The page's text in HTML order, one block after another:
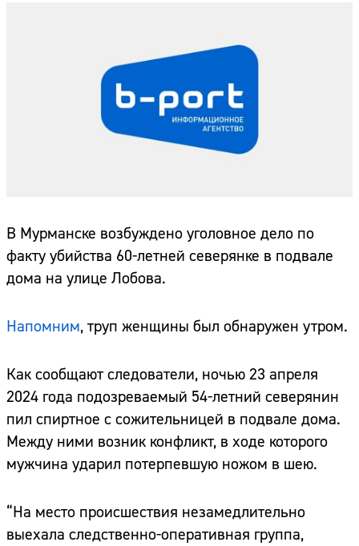
В Мурманске возбуждено уголовное дело по
факту убийства 60-летней северянке в подвале
дома на улице Лобова.
Напомним, труп женщины был обнаружен утром.
Как сообщают следователи, ночью 23 апреля
2024 года подозреваемый 54-летний северянин
пил спиртное с сожительницей в подвале дома.
Между ними возник конфликт, в ходе которого
мужчина ударил потерпевшую ножом в шею.
“На место происшествия незамедлительно
выехала следственно-оперативная группа,